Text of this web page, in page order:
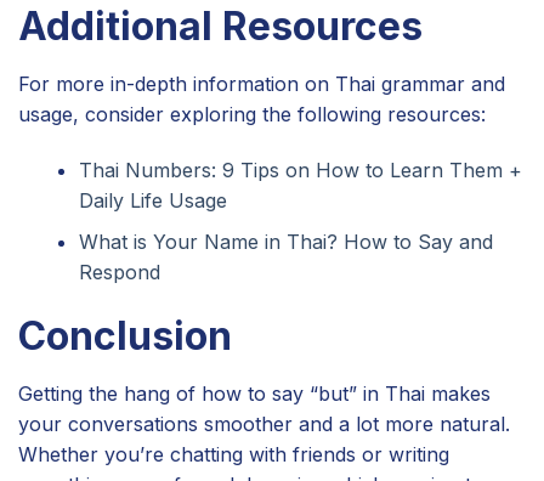
Additional Resources
For more in-depth information on Thai grammar and
usage, consider exploring the following resources:
Thai Numbers: 9 Tips on How to Learn Them +
Daily Life Usage
What is Your Name in Thai? How to Say and
Respond
Conclusion
Getting the hang of how to say “but” in Thai makes
your conversations smoother and a lot more natural.
Whether you’re chatting with friends or writing